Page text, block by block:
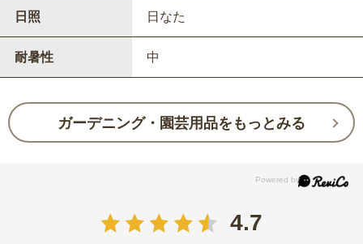
日照 日なた
耐暑性 中
ガーデニング・園芸用品をもっとみる
4.7